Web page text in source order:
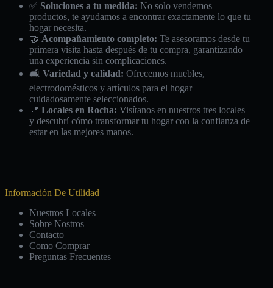
✅ Soluciones a tu medida: No solo vendemos
productos, te ayudamos a encontrar exactamente lo que tu
hogar necesita.
🤝 Acompañamiento completo: Te asesoramos desde tu
primera visita hasta después de tu compra, garantizando
una experiencia sin complicaciones.
🛋️ Variedad y calidad: Ofrecemos muebles,
electrodomésticos y artículos para el hogar
cuidadosamente seleccionados.
📍 Locales en Rocha: Visítanos en nuestros tres locales
y descubrí cómo transformar tu hogar con la confianza de
estar en las mejores manos.
Información De Utilidad
Nuestros Locales
Sobre Nostros
Contacto
Como Comprar
Preguntas Frecuentes